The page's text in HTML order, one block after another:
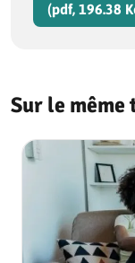
(pdf, 196.38
Sur le même